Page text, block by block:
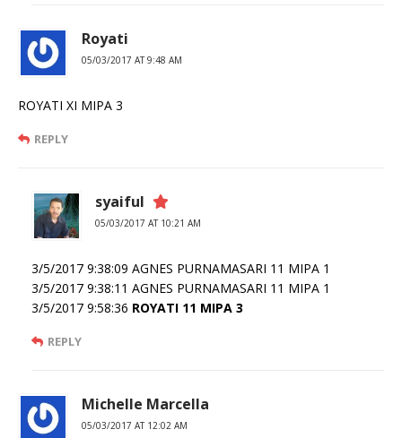
Royati
05/03/2017 AT 9:48 AM
ROYATI XI MIPA 3
REPLY
syaiful
05/03/2017 AT 10:21 AM
3/5/2017 9:38:09 AGNES PURNAMASARI 11 MIPA 1
3/5/2017 9:38:11 AGNES PURNAMASARI 11 MIPA 1
3/5/2017 9:58:36 ROYATI 11 MIPA 3
REPLY
Michelle Marcella
05/03/2017 AT 12:02 AM